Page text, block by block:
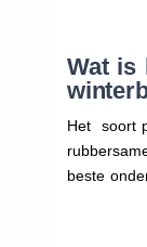
Wat is
Het soort
beste